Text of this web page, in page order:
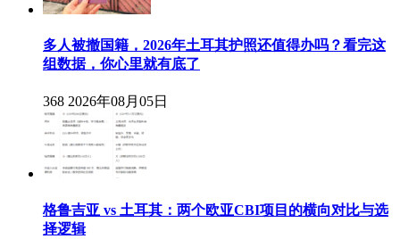
多人被撤国籍，2026年土耳其护照还值得办吗？看完这
组数据，你心里就有底了
368 2026年08月05日
格鲁吉亚 vs 土耳其：两个欧亚CBI项目的横向对比与选
择逻辑